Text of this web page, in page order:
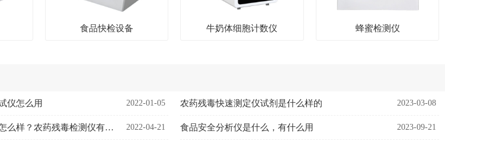
食品快检设备 牛奶体细胞计数仪 蜂蜜检测仪
仪怎么用 2022-01-05 农药残毒快速测定仪试剂是什么样的 2023-03-08
多功能农药残毒检测仪怎么样？农药残毒检测仪有哪些优势 2022-04-21 食品安全分析仪是什么，有什么用 2023-09-21